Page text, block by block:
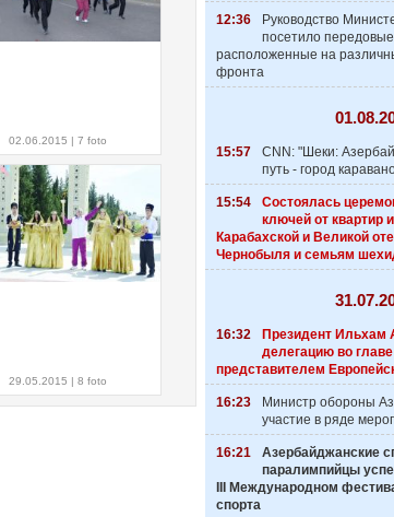
02.06.2015 | 7 foto
29.05.2015 | 8 foto
12:36
Руководство
посетило
расположенные на
фронта
15:57
CNN: "Шеки:
путь - город
15:54
Состоялась
ключей от квартир
Карабахской и Великой
Чернобыля и семьям
16:32
Президент Ильхам
делегацию во
представителем
16:23
Министр обороны
участие в ряде
16:21
Азербайджанские
паралимпийцы
III Международном
спорта